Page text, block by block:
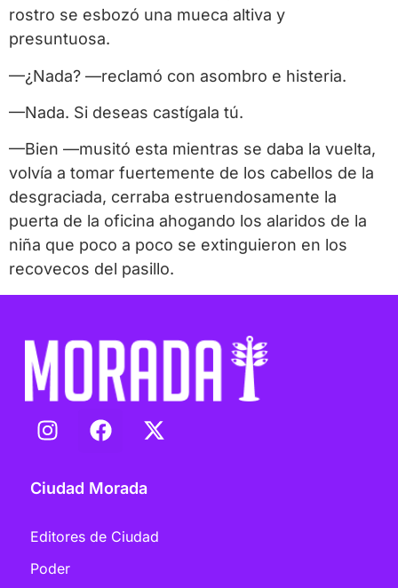
rostro se esbozó una mueca altiva y
presuntuosa.
—¿Nada? —reclamó con asombro e histeria.
—Nada. Si deseas castígala tú.
—Bien —musitó esta mientras se daba la vuelta,
volvía a tomar fuertemente de los cabellos de la
desgraciada, cerraba estruendosamente la
puerta de la oficina ahogando los alaridos de la
niña que poco a poco se extinguieron en los
recovecos del pasillo.
Ciudad Morada
Editores de Ciudad
Poder